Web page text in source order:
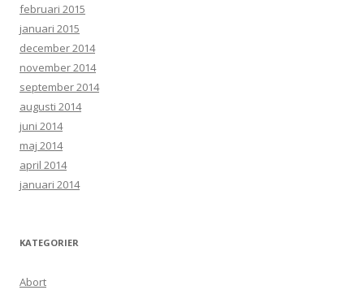
februari 2015
januari 2015
december 2014
november 2014
september 2014
augusti 2014
juni 2014
maj 2014
april 2014
januari 2014
KATEGORIER
Abort